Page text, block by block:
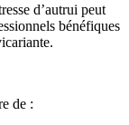
d’autrui peut
bénéfiques
de :